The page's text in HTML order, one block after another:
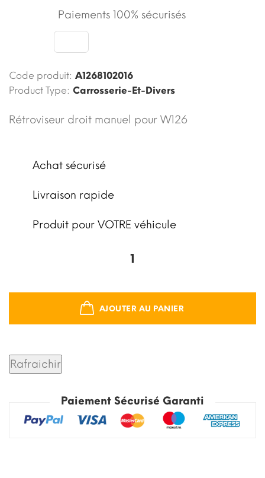
Paiements 100% sécurisés
Code produit: A1268102016
Product Type: Carrosserie-Et-Divers
Rétroviseur droit manuel pour W126
Achat sécurisé
Livraison rapide
Produit pour VOTRE véhicule
AJOUTER AU PANIER
Paiement Sécurisé Garanti